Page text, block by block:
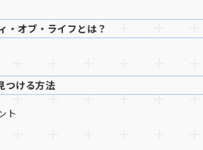
オブ・ライフとは？
つける方法
ト